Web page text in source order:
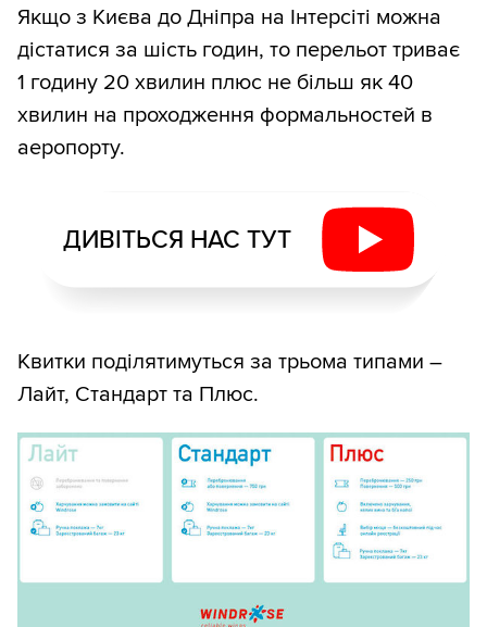
Якщо з Києва до Дніпра на Інтерсіті можна
дістатися за шість годин, то перельот триває
1 годину 20 хвилин плюс не більш як 40
хвилин на проходження формальностей в
аеропорту.
ДИВІТЬСЯ НАС ТУТ
Квитки поділятимуться за трьома типами –
Лайт, Стандарт та Плюс.